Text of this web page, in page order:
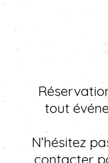
tout
N’hésitez
contacter